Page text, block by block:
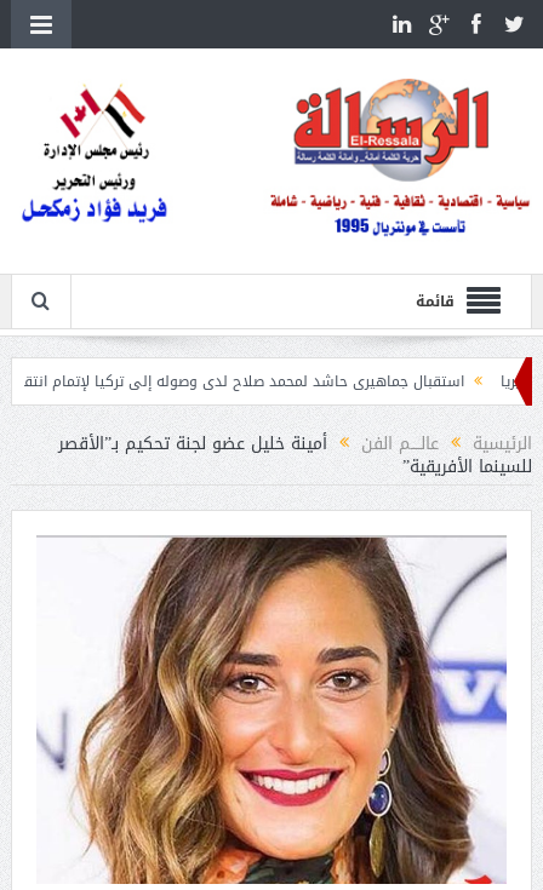
قائمة
استقبال جماهيرى حاشد لمحمد صلاح لدى وصوله إلى تركيا لإتمام انتقاله إلى
الرئيسية عالــــم الفن أمينة خليل عضو لجنة تحكيم بـ”الأقصر
للسينما الأفريقية”‎